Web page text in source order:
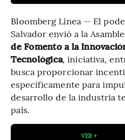
Bloomberg Línea — El
Salvador envió a la
de Fomento a la
Tecnológica, iniciativa,
busca proporcionar
específicamente para
desarrollo de la industria
país.
VER +